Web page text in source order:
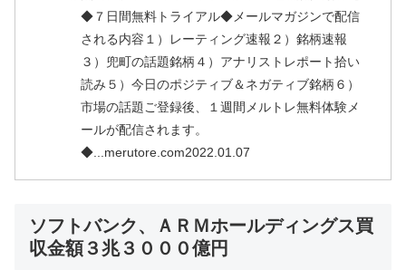
◆７日間無料トライアル◆メールマガジンで配信
される内容１）レーティング速報２）銘柄速報
３）兜町の話題銘柄４）アナリストレポート拾い
読み５）今日のポジティブ＆ネガティブ銘柄６）
市場の話題ご登録後、１週間メルトレ無料体験メ
ールが配信されます。
◆...merutore.com2022.01.07
ソフトバンク、ＡＲＭホールディングス買
収金額３兆３０００億円